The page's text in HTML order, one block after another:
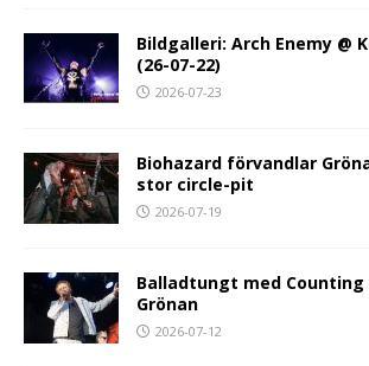
Bildgalleri: Arch Enemy @
(26-07-22)
2026-07-23
Biohazard förvandlar
stor circle-pit
2026-07-19
Balladtungt med Counting
Grönan
2026-07-12